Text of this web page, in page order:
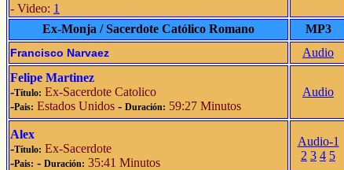
- Video: 1
Ex-Monja / Sacerdote Católico Romano MP3
Francisco Narvaez Audio
Felipe Martinez
-Título: Ex-Sacerdote Catolico
-Pais: Estados Unidos - Duración: 59:27 Minutos
Audio
Alex
-Título: Ex-Sacerdote
-Pais: - Duración: 35:41 Minutos
Audio-1
2 3 4 5